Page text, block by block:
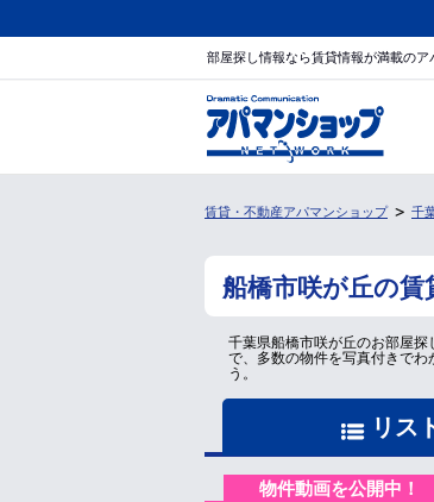
部屋探し情報なら賃貸情報が満載のア
賃貸・不動産アパマンショップ 千
船橋市咲が丘の
千葉県船橋市咲が丘のお部屋
で、多数の物件を写真付きで
う。
リス
物件動画を公開中！